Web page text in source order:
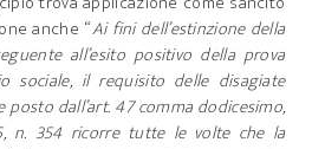
anche “Ai fini dell’estinzione della
all’esito positivo della prova
sociale, il requisito delle disagiate
dall’art. 47 comma dodicesimo,
n. 354 ricorre tutte le volte che la